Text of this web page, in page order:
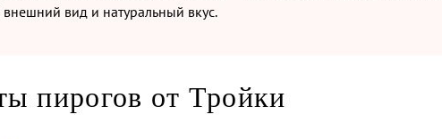
вид и натуральный вкус.
пирогов от Тройки